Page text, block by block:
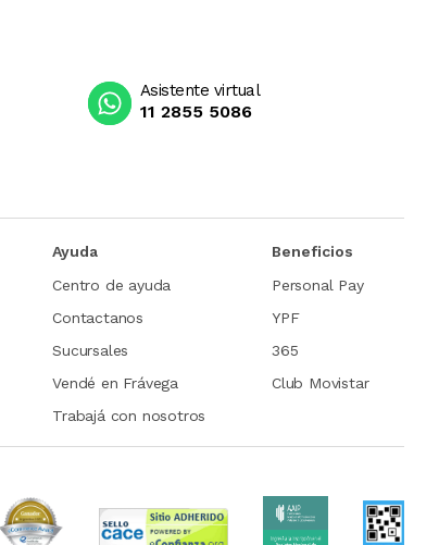
Asistente virtual
11 2855 5086
Ayuda
Centro de ayuda
Contactanos
Sucursales
Vendé en Frávega
Trabajá con nosotros
Beneficios
Personal Pay
YPF
365
Club Movistar